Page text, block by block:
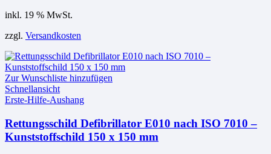
inkl. 19 % MwSt.
zzgl. Versandkosten
Zur Wunschliste hinzufügen
Schnellansicht
Erste-Hilfe-Aushang
Rettungsschild Defibrillator E010 nach ISO 7010 –
Kunststoffschild 150 x 150 mm